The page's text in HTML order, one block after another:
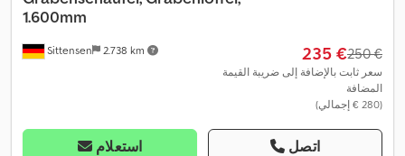
Sittensen 2.738 km
1.600mm
‏235 € ‏250 €
سعر ثابت بالإضافة إلى ضريبة القيمة
المضافة
(‏280 € إجمالي)
استعلام اتصل